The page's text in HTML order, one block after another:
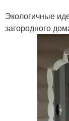
Экологичные
загородного